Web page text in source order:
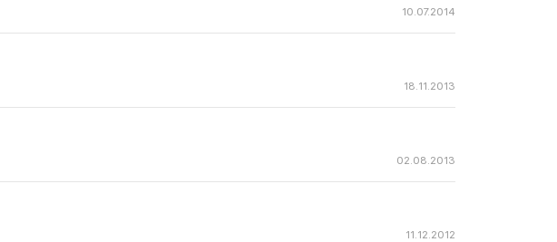
10.07.2014
18.11.2013
02.08.2013
11.12.2012